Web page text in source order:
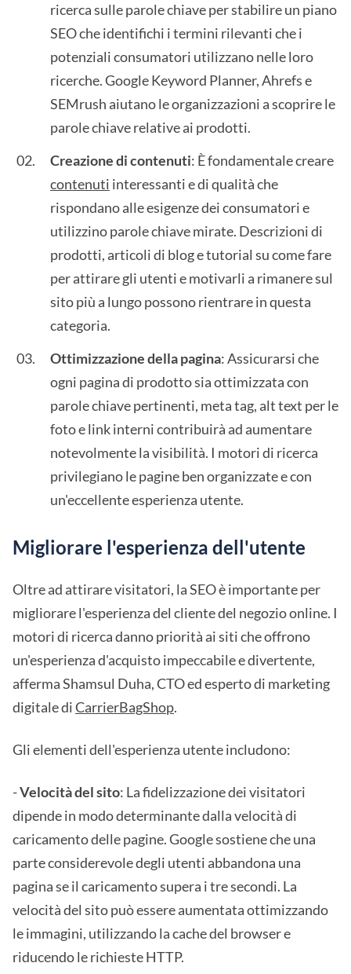
ricerca sulle parole chiave per stabilire un piano
SEO che identifichi i termini rilevanti che i
potenziali consumatori utilizzano nelle loro
ricerche. Google Keyword Planner, Ahrefs e
SEMrush aiutano le organizzazioni a scoprire le
parole chiave relative ai prodotti.
Creazione di contenuti: È fondamentale creare
contenuti interessanti e di qualità che
rispondano alle esigenze dei consumatori e
utilizzino parole chiave mirate. Descrizioni di
prodotti, articoli di blog e tutorial su come fare
per attirare gli utenti e motivarli a rimanere sul
sito più a lungo possono rientrare in questa
categoria.
Ottimizzazione della pagina: Assicurarsi che
ogni pagina di prodotto sia ottimizzata con
parole chiave pertinenti, meta tag, alt text per le
foto e link interni contribuirà ad aumentare
notevolmente la visibilità. I motori di ricerca
privilegiano le pagine ben organizzate e con
un'eccellente esperienza utente.
Migliorare l'esperienza dell'utente
Oltre ad attirare visitatori, la SEO è importante per
migliorare l'esperienza del cliente del negozio online. I
motori di ricerca danno priorità ai siti che offrono
un'esperienza d'acquisto impeccabile e divertente,
afferma Shamsul Duha, CTO ed esperto di marketing
digitale diCarrierBagShop.
Gli elementi dell'esperienza utente includono:
-Velocità del sito: La fidelizzazione dei visitatori
dipende in modo determinante dalla velocità di
caricamento delle pagine. Google sostiene che una
parte considerevole degli utenti abbandona una
pagina se il caricamento supera i tre secondi. La
velocità del sito può essere aumentata ottimizzando
le immagini, utilizzando la cache del browser e
riducendo le richieste HTTP.